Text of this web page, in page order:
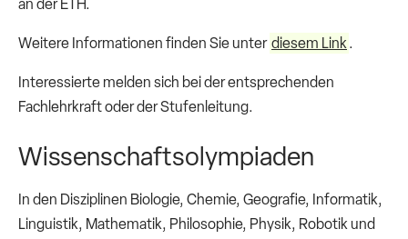
an der ETH.
Weitere Informationen finden Sie unter diesem Link.
Interessierte melden sich bei der entsprechenden
Fachlehrkraft oder der Stufenleitung.
Wissenschaftsolympiaden
In den Disziplinen Biologie, Chemie, Geografie, Informatik,
Linguistik, Mathematik, Philosophie, Physik, Robotik und